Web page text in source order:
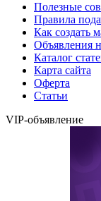
Полезные
Правила
Как создать
Объявления
Каталог
Карта сайта
Оферта
Статьи
VIP-объявление